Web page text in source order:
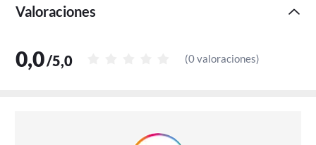
Valoraciones
0,0/5,0 (0 valoraciones)